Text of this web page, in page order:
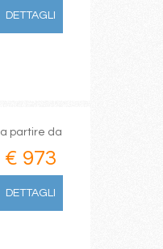
DETTAGLI
a partire da
€ 973
DETTAGLI